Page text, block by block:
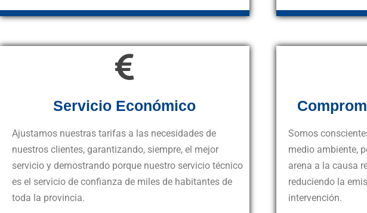
Servicio Económico
Ajustamos nuestras tarifas a las necesidades de
nuestros clientes, garantizando, siempre, el mejor
servicio y demostrando porque nuestro servicio técnico
es el servicio de confianza de miles de habitantes de
toda la provincia.
Somos
medio ambiente,
arena a la causa
reduciendo la
intervención.